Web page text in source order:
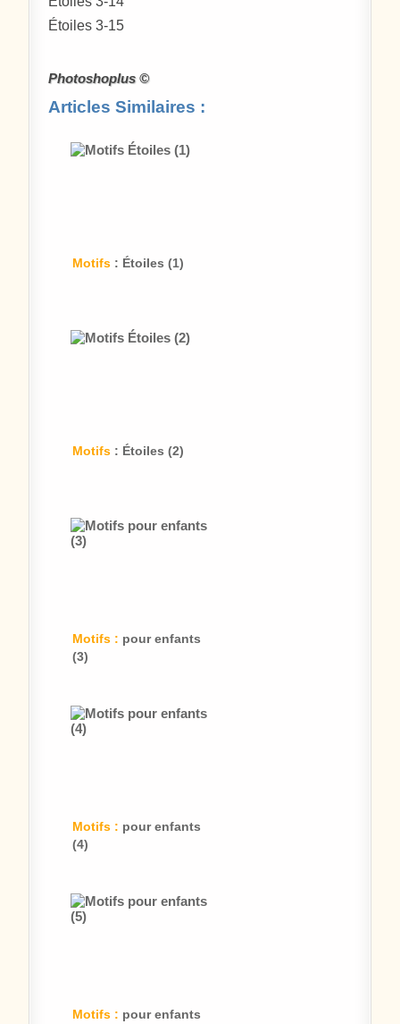
Étoiles 3-15
Photoshoplus ©
Articles Similaires :
Motifs : Étoiles (1)
Motifs : Étoiles (2)
Motifs : pour enfants
(3)
Motifs : pour enfants
(4)
Motifs : pour enfants